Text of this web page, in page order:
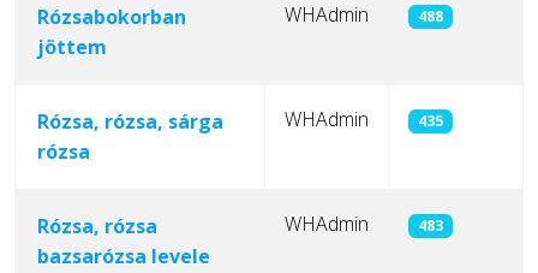
Rózsabokorban
jöttem
WHAdmin 488
Rózsa, rózsa, sárga
rózsa
WHAdmin 435
Rózsa, rózsa
bazsarózsa levele
WHAdmin 483